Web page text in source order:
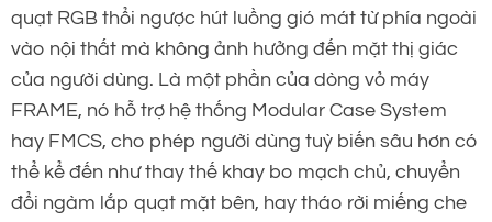
quạt RGB thổi ngược hút luồng gió mát từ phía ngoài
vào nội thất mà không ảnh hưởng đến mặt thị giác
của người dùng. Là một phần của dòng vỏ máy
FRAME, nó hỗ trợ hệ thống Modular Case System
hay FMCS, cho phép người dùng tuỳ biến sâu hơn có
thể kể đến như thay thế khay bo mạch chủ, chuyển
đổi ngàm lắp quạt mặt bên, hay tháo rời miếng che